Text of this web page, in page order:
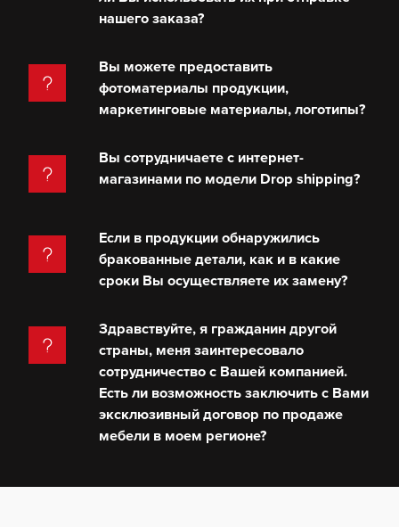
нашего заказа?
Вы можете предоставить
фотоматериалы продукции,
маркетинговые материалы, логотипы?
Вы сотрудничаете с интернет-
магазинами по модели Drop shipping?
Если в продукции обнаружились
бракованные детали, как и в какие
сроки Вы осуществляете их замену?
Здравствуйте, я гражданин другой
страны, меня заинтересовало
сотрудничество с Вашей компанией.
Есть ли возможность заключить с Вами
эксклюзивный договор по продаже
мебели в моем регионе?